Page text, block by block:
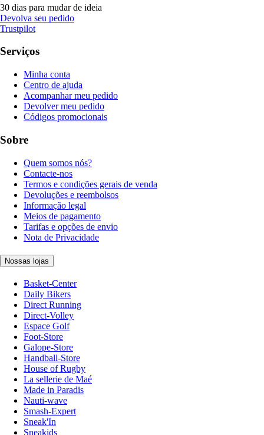
30 dias para mudar de ideia
Devolva seu pedido
Trustpilot
Serviços
Minha conta
Centro de ajuda
Acompanhar meu pedido
Devolver meu pedido
Códigos promocionais
Sobre
Quem somos nós?
Contacte-nos
Termos e condições gerais de venda
Devoluções e reembolsos
Informação legal
Meios de pagamento
Tarifas e opções de envio
Nota de Privacidade
Nossas lojas
Basket-Center
Daily Bikers
Direct Running
Direct-Volley
Espace Golf
Foot-Store
Galope-Store
Handball-Store
House of Rugby
La sellerie de Maé
Made in Paradis
Nauti-wave
Smash-Expert
Sneak'In
Sneakids